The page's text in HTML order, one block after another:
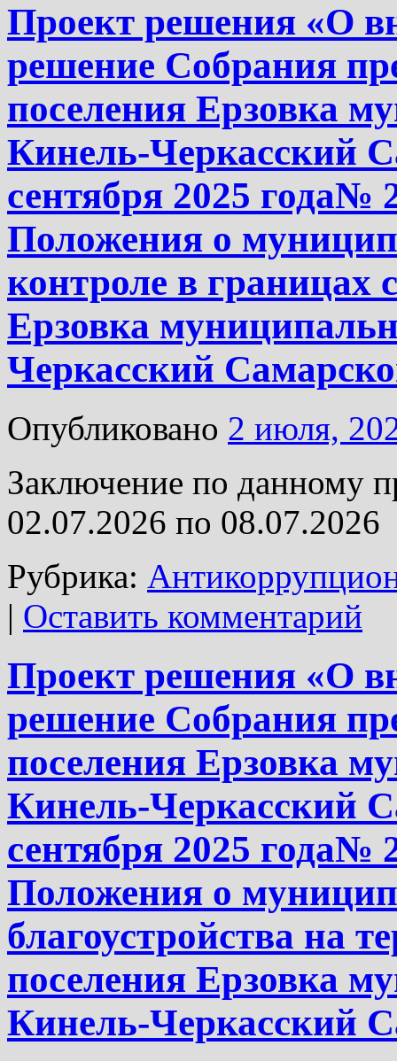
Проект решения «О
решение Собрания
поселения Ерзовка
Кинель-Черкасский
сентября 2025 года№
Положения о
контроле в границах
Ерзовка
Черкасский
Опубликовано 2 июля,
Заключение по данному
02.07.2026 по 08.07.2026
Рубрика:
| Оставить комментарий
Проект решения «О
решение Собрания
поселения Ерзовка
Кинель-Черкасский
сентября 2025 года№
Положения о
благоустройства на
поселения Ерзовка
Кинель-Черкасский